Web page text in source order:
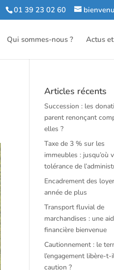
01 39 23 02 60
Qui sommes-nous ? Actus
Articles récents
Succession : les
parent renonçant
elles ?
Taxe de 3 % sur les
immeubles : jusqu’où
tolérance de
Encadrement des
année de plus
Transport fluvial de
marchandises : une
financière bienvenue
Cautionnement : le
l’engagement libère-t-
caution ?